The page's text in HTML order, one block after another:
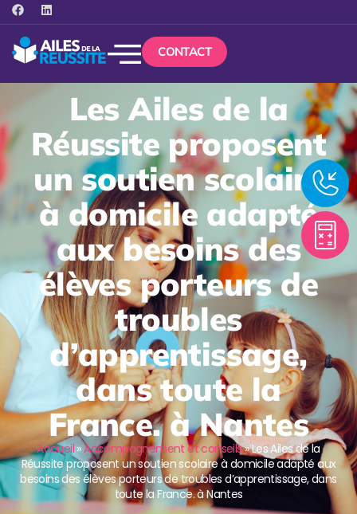
CONTACT
Les Ailes de la
Réussite proposent
un soutien scolaire
à domicile adapté
aux besoins des
élèves porteurs de
troubles
d’apprentissage,
dans toute la
France. à Nantes
Accueil»Accompagnement et conseils»Les Ailes de la
Réussite proposent un soutien scolaire à domicile adapté aux
besoins des élèves porteurs de troubles d’apprentissage, dans
toute la France. à Nantes